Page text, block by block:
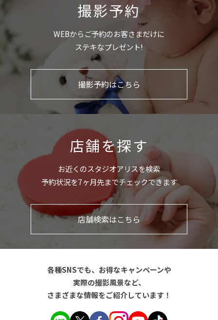
撮影予約
WEBからご予約のお客さまだけに
ステキなプレゼント!
撮影予約はこちら
店舗を探す
お近くのスタジオアリスを検索
予約状況を7ヶ月先までチェックできます
店舗検索はこちら
各種SNSでも、お得なキャンペーンや
実際の撮影風景など、
さまざまな情報をご紹介しています！